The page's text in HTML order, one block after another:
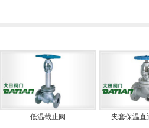
夹套保温直通式截止阀